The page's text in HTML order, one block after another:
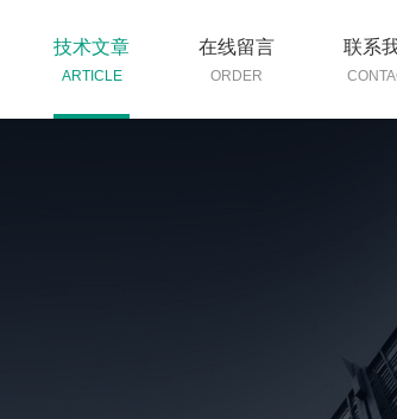
技术文章
ARTICLE
在线留言
ORDER
联系